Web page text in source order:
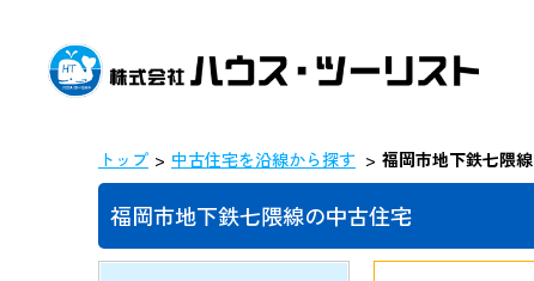
トップ 中古住宅を沿線から探す 福岡市地下鉄七隈線
福岡市地下鉄七隈線の中古住宅